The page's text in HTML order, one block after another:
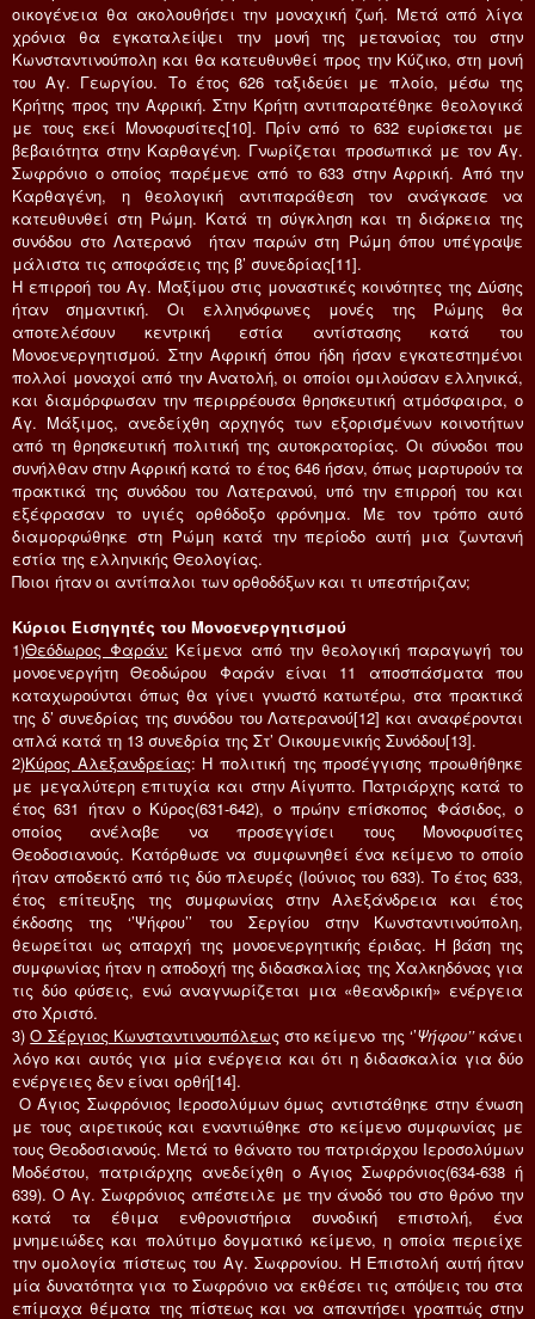
οικογένεια θα ακολουθήσει την μοναχική ζωή. Μετά από λίγα
χρόνια θα εγκαταλείψει την μονή της μετανοίας του στην
Κωνσταντινούπολη και θα κατευθυνθεί προς την Κύζικο, στη μονή
του Αγ. Γεωργίου. Το έτος 626 ταξιδεύει με πλοίο, μέσω της
Κρήτης προς την Αφρική. Στην Κρήτη αντιπαρατέθηκε θεολογικά
με τους εκεί Μονοφυσίτες[10]. Πρίν από το 632 ευρίσκεται με
βεβαιότητα στην Καρθαγένη. Γνωρίζεται προσωπικά με τον Άγ.
Σωφρόνιο ο οποίος παρέμενε από το 633 στην Αφρική. Από την
Καρθαγένη, η θεολογική αντιπαράθεση τον ανάγκασε να
κατευθυνθεί στη Ρώμη. Κατά τη σύγκληση και τη διάρκεια της
συνόδου στο Λατερανό ήταν παρών στη Ρώμη όπου υπέγραψε
μάλιστα τις αποφάσεις της β’ συνεδρίας[11].
Η επιρροή του Αγ. Μαξίμου στις μοναστικές κοινότητες της Δύσης
ήταν σημαντική. Οι ελληνόφωνες μονές της Ρώμης θα
αποτελέσουν κεντρική εστία αντίστασης κατά του
Μονοενεργητισμού. Στην Αφρική όπου ήδη ήσαν εγκατεστημένοι
πολλοί μοναχοί από την Ανατολή, οι οποίοι ομιλούσαν ελληνικά,
και διαμόρφωσαν την περιρρέουσα θρησκευτική ατμόσφαιρα, ο
Άγ. Μάξιμος, ανεδείχθη αρχηγός των εξορισμένων κοινοτήτων
από τη θρησκευτική πολιτική της αυτοκρατορίας. Οι σύνοδοι που
συνήλθαν στην Αφρική κατά το έτος 646 ήσαν, όπως μαρτυρούν τα
πρακτικά της συνόδου του Λατερανού, υπό την επιρροή του και
εξέφρασαν το υγιές ορθόδοξο φρόνημα. Με τον τρόπο αυτό
διαμορφώθηκε στη Ρώμη κατά την περίοδο αυτή μια ζωντανή
εστία της ελληνικής Θεολογίας.
Ποιοι ήταν οι αντίπαλοι των ορθοδόξων και τι υπεστήριζαν;
Κύριοι Εισηγητές του Μονοενεργητισμού
1)Θεόδωρος Φαράν: Κείμενα από την θεολογική παραγωγή του
μονοενεργήτη Θεοδώρου Φαράν είναι 11 αποσπάσματα που
καταχωρούνται όπως θα γίνει γνωστό κατωτέρω, στα πρακτικά
της δ’ συνεδρίας της συνόδου του Λατερανού[12] και αναφέρονται
απλά κατά τη 13 συνεδρία της Στ’ Οικουμενικής Συνόδου[13].
2)Κύρος Αλεξανδρείας: Η πολιτική της προσέγγισης προωθήθηκε
με μεγαλύτερη επιτυχία και στην Αίγυπτο. Πατριάρχης κατά το
έτος 631 ήταν ο Κύρος(631-642), ο πρώην επίσκοπος Φάσιδος, ο
οποίος ανέλαβε να προσεγγίσει τους Μονοφυσίτες
Θεοδοσιανούς. Κατόρθωσε να συμφωνηθεί ένα κείμενο το οποίο
ήταν αποδεκτό από τις δύο πλευρές (Ιούνιος του 633). Το έτος 633,
έτος επίτευξης της συμφωνίας στην Αλεξάνδρεια και έτος
έκδοσης της ‘’Ψήφου’’ του Σεργίου στην Κωνσταντινούπολη,
θεωρείται ως απαρχή της μονοενεργητικής έριδας. Η βάση της
συμφωνίας ήταν η αποδοχή της διδασκαλίας της Χαλκηδόνας για
τις δύο φύσεις, ενώ αναγνωρίζεται μια «θεανδρική» ενέργεια
στο Χριστό.
3)Ο Σέργιος Κωνσταντινουπόλεως στο κείμενο της ‘’Ψήφου’’κάνει
λόγο και αυτός για μία ενέργεια και ότι η διδασκαλία για δύο
ενέργειες δεν είναι ορθή[14].
Ο Άγιος Σωφρόνιος Ιεροσολύμων όμως αντιστάθηκε στην ένωση
με τους αιρετικούς και εναντιώθηκε στο κείμενο συμφωνίας με
τους Θεοδοσιανούς. Μετά το θάνατο του πατριάρχου Ιεροσολύμων
Μοδέστου, πατριάρχης ανεδείχθη ο Άγιος Σωφρόνιος(634-638 ή
639). Ο Αγ. Σωφρόνιος απέστειλε με την άνοδό του στο θρόνο την
κατά τα έθιμα ενθρονιστήρια συνοδική επιστολή, ένα
μνημειώδες και πολύτιμο δογματικό κείμενο, η οποία περιείχε
την ομολογία πίστεως του Αγ. Σωφρονίου. Η Επιστολή αυτή ήταν
μία δυνατότητα για το Σωφρόνιο να εκθέσει τις απόψεις του στα
επίμαχα θέματα της πίστεως και να απαντήσει γραπτώς στην